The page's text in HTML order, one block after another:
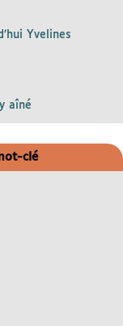
Yvelines
aîné
clé